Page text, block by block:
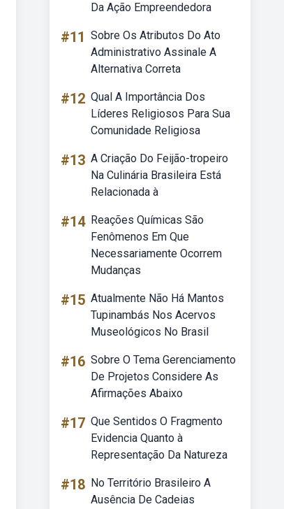
Da Ação Empreendedora
#11 Sobre Os Atributos Do Ato
Administrativo Assinale A
Alternativa Correta
#12 Qual A Importância Dos
Líderes Religiosos Para Sua
Comunidade Religiosa
#13 A Criação Do Feijão-tropeiro
Na Culinária Brasileira Está
Relacionada à
#14 Reações Químicas São
Fenômenos Em Que
Necessariamente Ocorrem
Mudanças
#15 Atualmente Não Há Mantos
Tupinambás Nos Acervos
Museológicos No Brasil
#16 Sobre O Tema Gerenciamento
De Projetos Considere As
Afirmações Abaixo
#17 Que Sentidos O Fragmento
Evidencia Quanto à
Representação Da Natureza
#18 No Território Brasileiro A
Ausência De Cadeias